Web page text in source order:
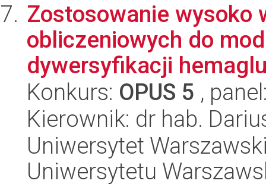
Zostosowanie wysoko
obliczeniowych do
dywersyfikacji
Konkurs: OPUS 5 ,
Kierownik: dr hab.
Uniwersytet
Uniwersytetu